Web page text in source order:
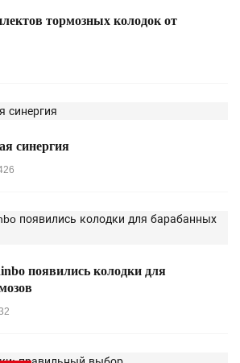
тормозных колодок от
синергия
появились колодки для